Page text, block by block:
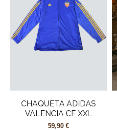
CHAQUETA ADIDAS
VALENCIA CF XXL
59,90 €